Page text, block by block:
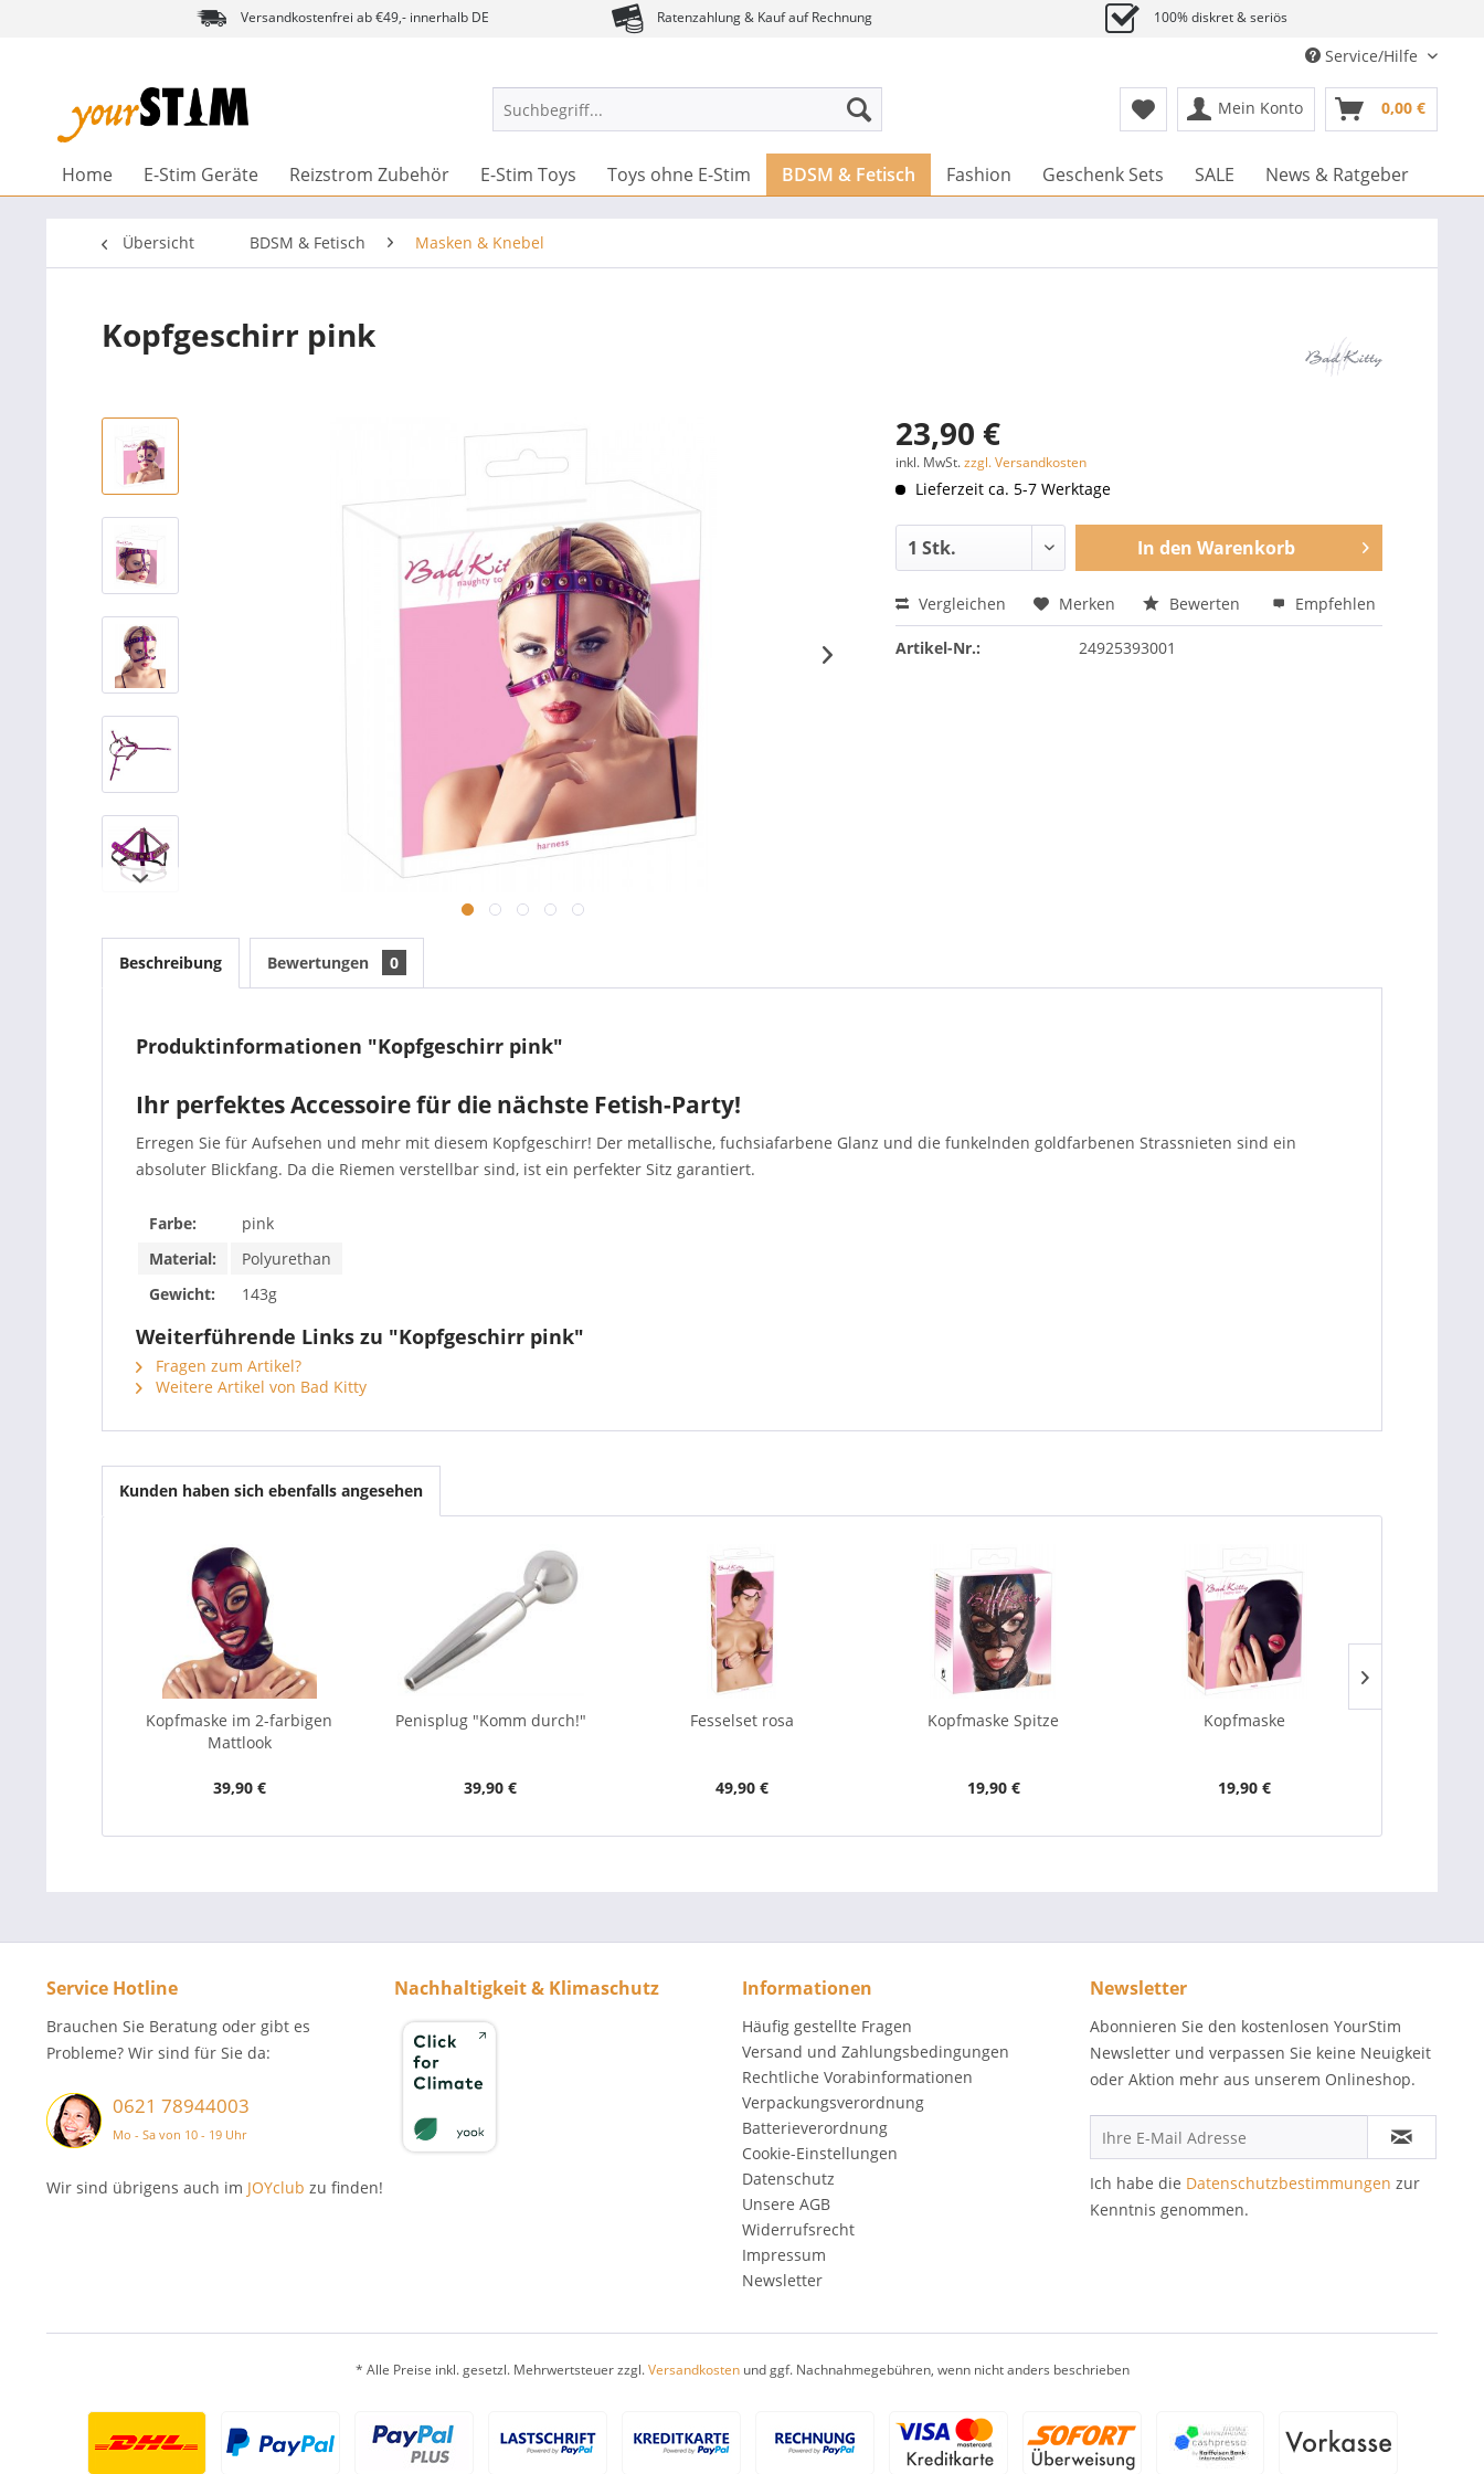
Versandkostenfrei ab €49,- innerhalb DE Ratenzahlung & Kauf auf Rechnung 100% diskret & seriös
Service/Hilfe
Mein Konto 0,00 €
Home E-Stim Geräte Reizstrom Zubehör E-Stim Toys Toys ohne E-Stim BDSM & Fetisch Fashion Geschenk Sets SALE News & Ratgeber
Übersicht BDSM & Fetisch Masken & Knebel
Kopfgeschirr pink
23,90 €
inkl. MwSt.zzgl. Versandkosten
Lieferzeit ca. 5-7 Werktage
In den Warenkorb
Vergleichen Merken Bewerten Empfehlen
Artikel-Nr.: 24925393001
Beschreibung Bewertungen 0
Produktinformationen "Kopfgeschirr pink"
Ihr perfektes Accessoire für die nächste Fetish-Party!
Erregen Sie für Aufsehen und mehr mit diesem Kopfgeschirr! Der metallische, fuchsiafarbene Glanz und die funkelnden goldfarbenen Strassnieten sind ein
absoluter Blickfang. Da die Riemen verstellbar sind, ist ein perfekter Sitz garantiert.
Farbe:
pink
Material:
Polyurethan
Gewicht:
143g
Weiterführende Links zu "Kopfgeschirr pink"
Fragen zum Artikel?
Weitere Artikel von Bad Kitty
Kunden haben sich ebenfalls angesehen
Kopfmaske im 2-farbigen
Mattlook
39,90 €
Penisplug "Komm durch!"
39,90 €
Fesselset rosa
49,90 €
Kopfmaske Spitze
19,90 €
Kopfmaske
19,90 €
Service Hotline
Brauchen Sie Beratung oder gibt es
Probleme? Wir sind für Sie da:
0621 78944003
Mo - Sa von 10 - 19 Uhr
Wir sind übrigens auch im JOYclub zu finden!
Nachhaltigkeit & Klimaschutz Informationen
Häufig gestellte Fragen
Versand und Zahlungsbedingungen
Rechtliche Vorabinformationen
Verpackungsverordnung
Batterieverordnung
Cookie-Einstellungen
Datenschutz
Unsere AGB
Widerrufsrecht
Impressum
Newsletter
Newsletter
Abonnieren Sie den kostenlosen YourStim
Newsletter und verpassen Sie keine Neuigkeit
oder Aktion mehr aus unserem Onlineshop.
Ich habe die Datenschutzbestimmungen zur
Kenntnis genommen.
* Alle Preise inkl. gesetzl. Mehrwertsteuer zzgl.Versandkostenund ggf. Nachnahmegebühren, wenn nicht anders beschrieben